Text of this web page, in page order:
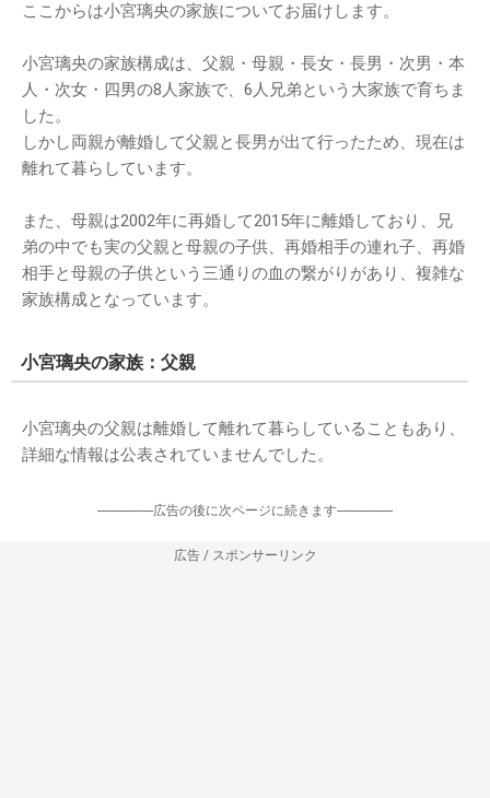
ここからは小宮璃央の家族についてお届けします。
小宮璃央の家族構成は、父親・母親・長女・長男・次男・本
人・次女・四男の8人家族で、6人兄弟という大家族で育ちま
した。
しかし両親が離婚して父親と長男が出て行ったため、現在は
離れて暮らしています。
また、母親は2002年に再婚して2015年に離婚しており、兄
弟の中でも実の父親と母親の子供、再婚相手の連れ子、再婚
相手と母親の子供という三通りの血の繋がりがあり、複雑な
家族構成となっています。
小宮璃央の家族：父親
小宮璃央の父親は離婚して離れて暮らしていることもあり、
詳細な情報は公表されていませんでした。
-----------------広告の後に次ページに続きます-----------------
広告 / スポンサーリンク